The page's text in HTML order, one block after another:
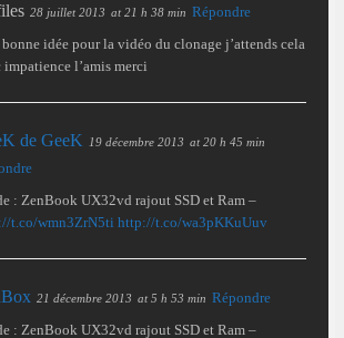
28 juillet 2013 at 21 h 38 min Répondre
bonne idée pour la vidéo du clonage j’attends cela
impatience l’amis merci
de GeeK 19 décembre 2013 at 20 h 45 min
: ZenBook UX32vd rajout SSD et Ram –
t.co/wmn3ZrN5ti http://t.co/wa3pKKuUuv
21 décembre 2013 at 5 h 53 min Répondre
: ZenBook UX32vd rajout SSD et Ram –